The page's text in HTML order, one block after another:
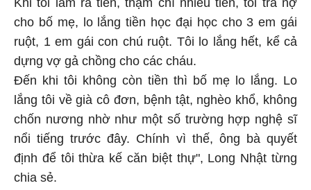
cho bố mẹ, lo lắng tiền học đại học cho 3 em gái
ruột, 1 em gái con chú ruột. Tôi lo lắng hết, kể cả
dựng vợ gả chồng cho các cháu.
Đến khi tôi không còn tiền thì bố mẹ lo lắng. Lo
lắng tôi về già cô đơn, bệnh tật, nghèo khổ, không
chốn nương nhờ như một số trường hợp nghệ sĩ
nổi tiếng trước đây. Chính vì thế, ông bà quyết
định để tôi thừa kế căn biệt thự", Long Nhật từng
chia sẻ.